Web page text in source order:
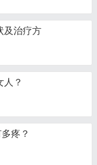
及治疗方
？
疼？